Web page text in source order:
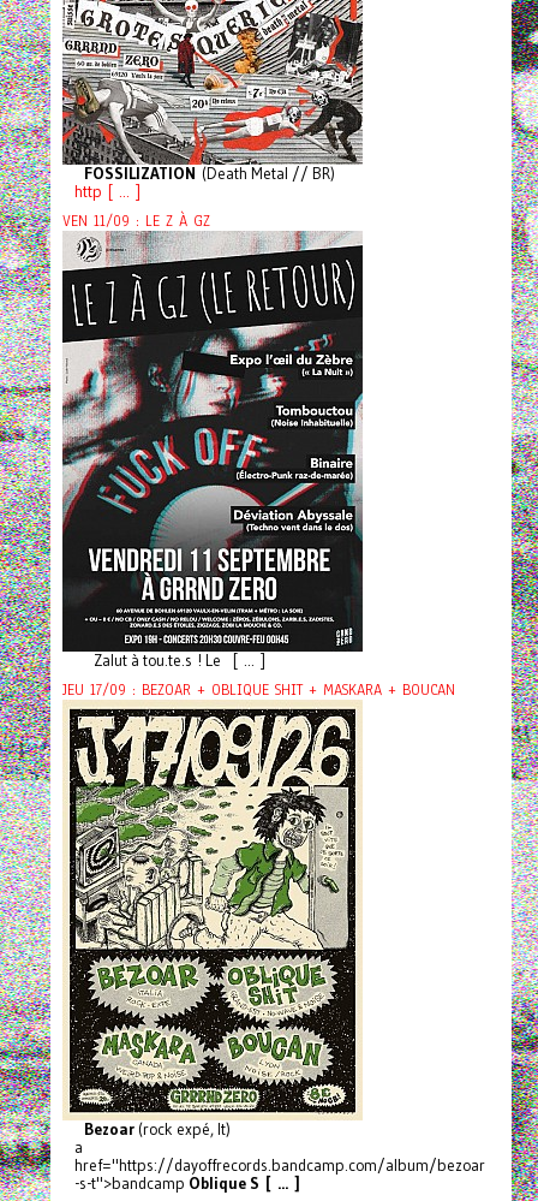
FOSSILIZATION (Death Metal // BR)
http [ ... ]
VEN 11/09 : LE Z À GZ
Zalut à tou.te.s ! Le [ ... ]
JEU 17/09 : BEZOAR + OBLIQUE SHIT + MASKARA + BOUCAN
Bezoar(rock expé, It)
a
href="https://dayoffrecords.bandcamp.com/album/bezoar
-s-t">bandcamp Oblique S [ ... ]